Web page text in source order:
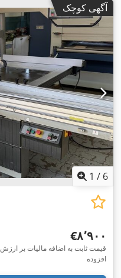
آگهی کوچک
1 / 6
‎€۸٬۹۰۰
قیمت ثابت به اضافه مالیات بر ارزش
افزوده